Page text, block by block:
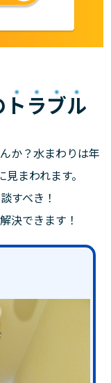
トラブル
か？水まわりは年
まわれます。
すべき！
決できます！